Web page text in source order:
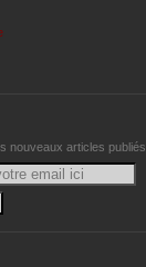
nouveaux articles publiés.